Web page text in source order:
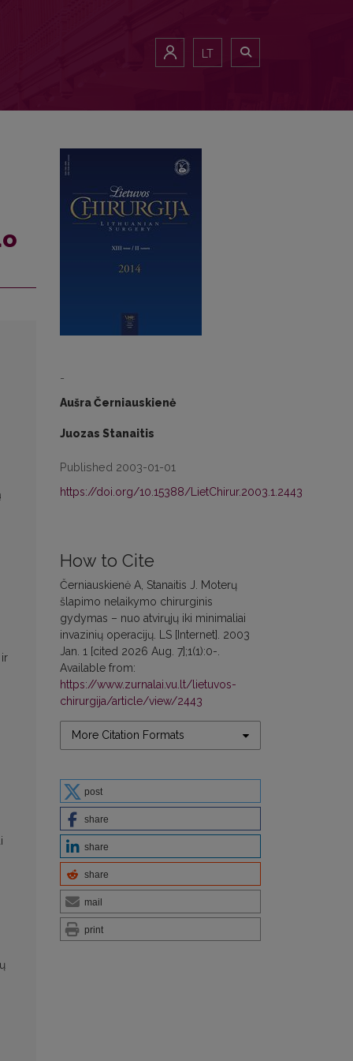
LT
-
Aušra Černiauskienė
Juozas Stanaitis
Published 2003-01-01
https://doi.org/10.15388/LietChirur.2003.1.2443
How to Cite
Černiauskienė A, Stanaitis J. Moterų
šlapimo nelaikymo chirurginis
gydymas – nuo atvirųjų iki minimaliai
invazinių operacijų. LS [Internet]. 2003
Jan. 1 [cited 2026 Aug. 7];1(1):0-.
Available from:
https://www.zurnalai.vu.lt/lietuvos-
chirurgija/article/view/2443
More Citation Formats
post
share
share
share
mail
print